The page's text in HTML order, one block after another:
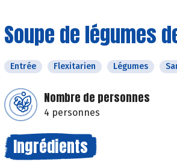
Soupe de légumes
Entrée Flexitarien Légumes
Nombre de personnes
4 personnes
Ingrédients